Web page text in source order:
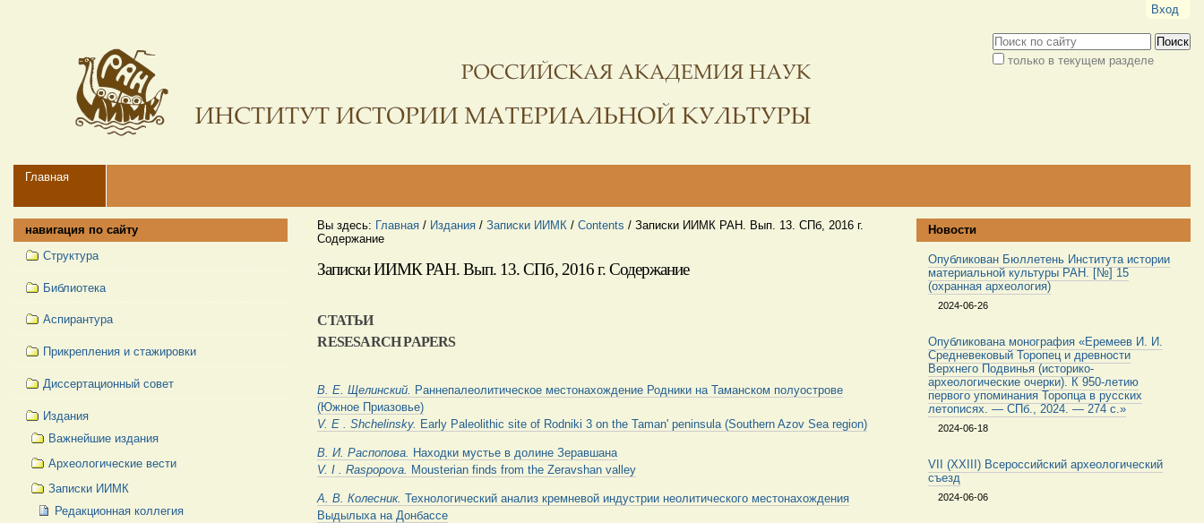
навигации
Вход
Поиск
только в текущем разделе
Navigation
Главная
Вы здесь: Главная / Издания /Записки ИИМК /Contents /Записки ИИМК РАН. Вып. 13. СПб, 2016 г.
Содержание
Записки ИИМК РАН. Вып. 13. СПб, 2016 г. Содержание
СТАТЬИ
RESESARCHPAPERS
В. Е. Щелинский. Раннепалеолитическое местонахождение Родники на Таманском полуострове
(Южное Приазовье)
V.E . Shchelinsky. Early Paleolithic site of Rodniki 3 on the Taman' peninsula (Southern Azov Sea region)
B.И. Распопова.
Находки мустье в долине Зеравшана
V. I .Raspopova. Mousterian finds from the Zeravshan valley
A.В. Колесник.Технологический анализ кремневой индустрии неолитического местонахождения
Выдылыха на Донбассе
навигация по сайту
Структура
Библиотека
Аспирантура
Прикрепления и стажировки
Диссертационный совет
Издания
Важнейшие издания
Археологические вести
Записки ИИМК
Редакционная коллегия
Новости
Опубликован Бюллетень Института истории
материальной культуры РАН. [№] 15
(охранная археология)
2024-06-26
Опубликована монография «Еремеев И. И.
Средневековый Торопец и древности
Верхнего Подвинья (историко-
археологические очерки). К 950-летию
первого упоминания Торопца в русских
летописях. — СПб., 2024. — 274 с.»
2024-06-18
VII (XXIII) Всероссийский археологический
съезд
2024-06-06